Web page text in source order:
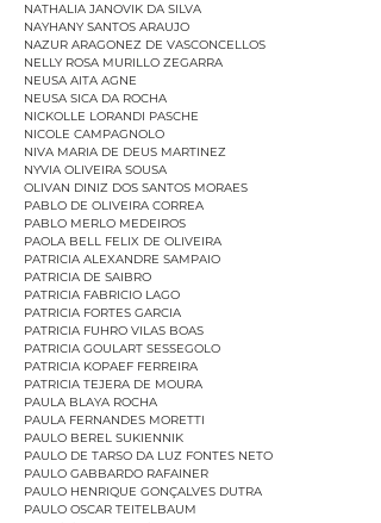
NATHALIA JANOVIK DA SILVA
NAYHANY SANTOS ARAUJO
NAZUR ARAGONEZ DE VASCONCELLOS
NELLY ROSA MURILLO ZEGARRA
NEUSA AITA AGNE
NEUSA SICA DA ROCHA
NICKOLLE LORANDI PASCHE
NICOLE CAMPAGNOLO
NIVA MARIA DE DEUS MARTINEZ
NYVIA OLIVEIRA SOUSA
OLIVAN DINIZ DOS SANTOS MORAES
PABLO DE OLIVEIRA CORREA
PABLO MERLO MEDEIROS
PAOLA BELL FELIX DE OLIVEIRA
PATRICIA ALEXANDRE SAMPAIO
PATRICIA DE SAIBRO
PATRICIA FABRICIO LAGO
PATRICIA FORTES GARCIA
PATRICIA FUHRO VILAS BOAS
PATRICIA GOULART SESSEGOLO
PATRICIA KOPAEF FERREIRA
PATRICIA TEJERA DE MOURA
PAULA BLAYA ROCHA
PAULA FERNANDES MORETTI
PAULO BEREL SUKIENNIK
PAULO DE TARSO DA LUZ FONTES NETO
PAULO GABBARDO RAFAINER
PAULO HENRIQUE GONÇALVES DUTRA
PAULO OSCAR TEITELBAUM